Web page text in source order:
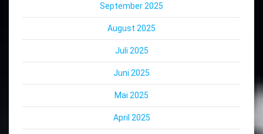
September 2025
August 2025
Juli 2025
Juni 2025
Mai 2025
April 2025